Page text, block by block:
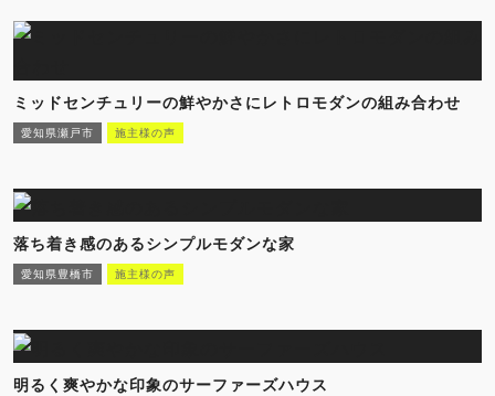
ミッドセンチュリーの鮮やかさにレトロモダンの組み合わせ
愛知県瀬戸市 施主様の声
落ち着き感のあるシンプルモダンな家
愛知県豊橋市 施主様の声
明るく爽やかな印象のサーファーズハウス